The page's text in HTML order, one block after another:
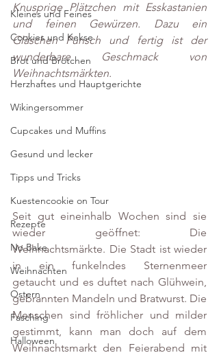
Kleines und Feines
Cookies und Kekse
Brot und Brötchen
Herzhaftes und Hauptgerichte
Wikingersommer
Cupcakes und Muffins
Gesund und lecker
Tipps und Tricks
Kuestencookie on Tour
Rezepte
No Bake
Weihnachten
Ostern
Fasching
Halloween
Knusprige Plätzchen mit Esskastanien
und feinen Gewürzen. Dazu ein
Gläschen Punsch und fertig ist der
wunderbare Geschmack von
Weihnachtsmärkten.
Seit gut eineinhalb Wochen sind sie
wieder geöffnet: Die
Weihnachtsmärkte. Die Stadt ist wieder
in ein funkelndes Sternenmeer
getaucht und es duftet nach Glühwein,
gebrannten Mandeln und Bratwurst. Die
Menschen sind fröhlicher und milder
gestimmt, kann man doch auf dem
Weihnachtsmarkt den Feierabend mit